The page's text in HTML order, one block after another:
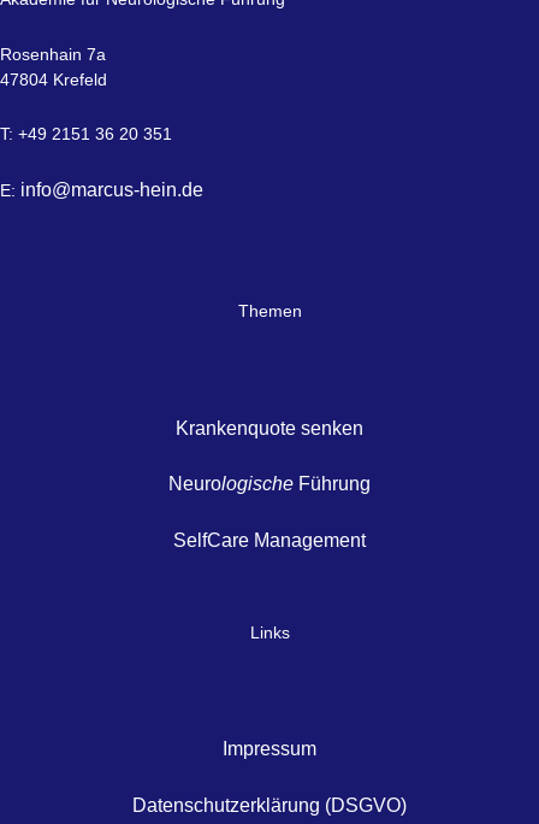
Rosenhain 7a
47804 Krefeld
T: +49 2151 36 20 351
E: info@marcus-hein.de
Themen
Krankenquote senken
Neurologische Führung
SelfCare Management
Links
Impressum
Datenschutzerklärung (DSGVO)